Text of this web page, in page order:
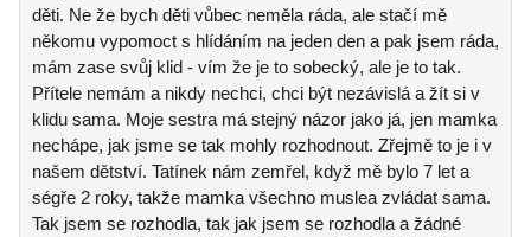
děti. Ne že bych děti vůbec neměla ráda, ale stačí mě
někomu vypomoct s hlídáním na jeden den a pak jsem ráda,
mám zase svůj klid - vím že je to sobecký, ale je to tak.
Přítele nemám a nikdy nechci, chci být nezávislá a žít si v
klidu sama. Moje sestra má stejný názor jako já, jen mamka
nechápe, jak jsme se tak mohly rozhodnout. Zřejmě to je i v
našem dětství. Tatínek nám zemřel, když mě bylo 7 let a
ségře 2 roky, takže mamka všechno muslea zvládat sama.
Tak jsem se rozhodla, tak jak jsem se rozhodla a žádné